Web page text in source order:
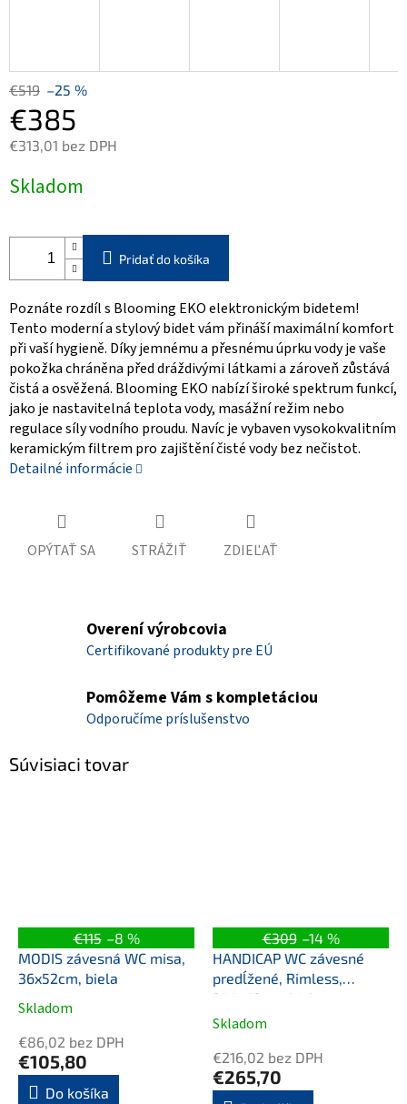
€519 –25 %
€385
€313,01 bez DPH
cena:
Skladom
Pridať do košíka
Poznáte rozdíl s Blooming EKO elektronickým bidetem!
Tento moderní a stylový bidet vám přináší maximální komfort
při vaší hygieně. Díky jemnému a přesnému úprku vody je vaše
pokožka chráněna před dráždivými látkami a zároveň zůstává
čistá a osvěžená. Blooming EKO nabízí široké spektrum funkcí,
jako je nastavitelná teplota vody, masážní režim nebo
regulace síly vodního proudu. Navíc je vybaven vysokokvalitním
keramickým filtrem pro zajištění čisté vody bez nečistot.
Detailné informácie
OPÝTAŤ SA STRÁŽIŤ ZDIEĽAŤ
Overení výrobcovia
Certifikované produkty pre EÚ
Pomôžeme Vám s kompletáciou
Odporučíme príslušenstvo
Súvisiaci tovar
€115 –8 %
MODIS závesná WC misa,
36x52cm, biela
Priemerné
hodnotenie
produktu
je
4,0
Skladom
€86,02 bez DPH
€105,80
Do košíka
€309 –14 %
HANDICAP WC závesné
predĺžené, Rimless,
37,5x73cm, biela
Skladom
€216,02 bez DPH
€265,70